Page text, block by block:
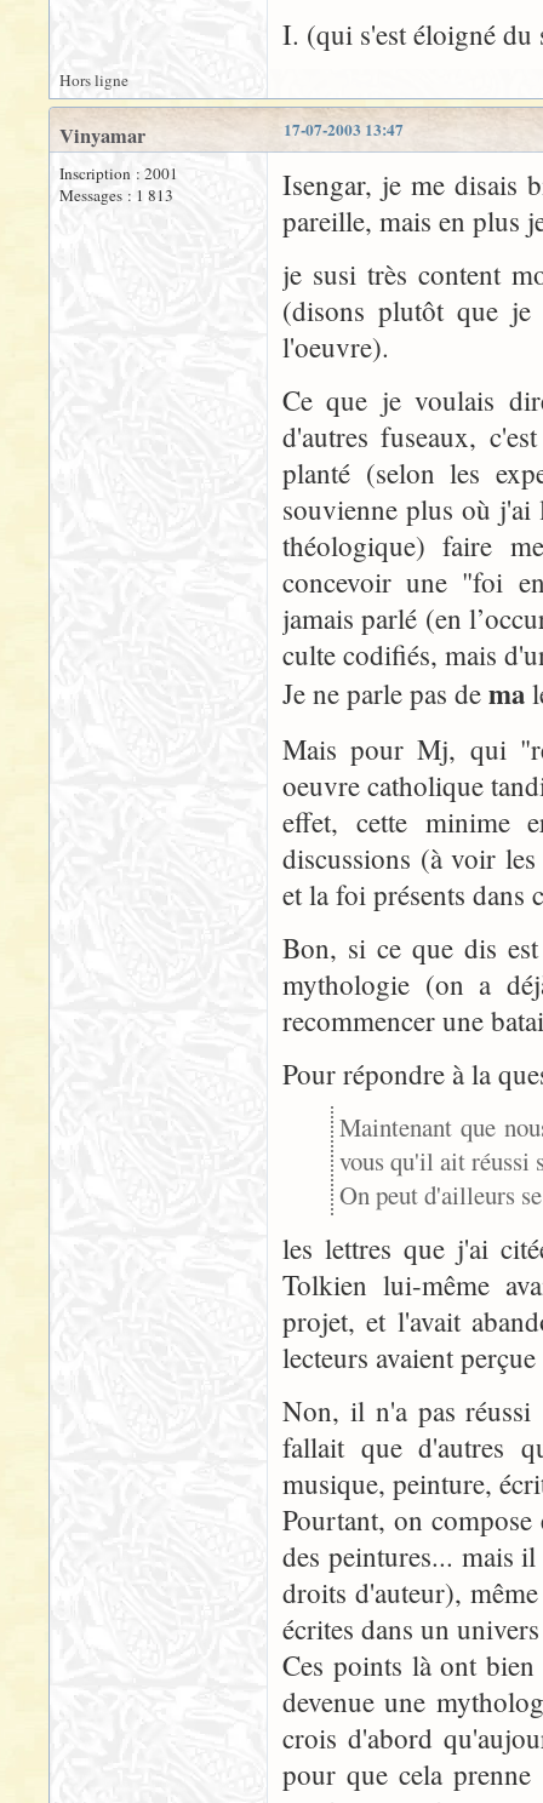
I. (qui s'est éloigné
Hors ligne
17-07-2003 13:47
Vinyamar
Inscription : 2001
Messages : 1 813
Isengar, je me disais
pareille, mais en plus
je susi très content
(disons plutôt que
l'oeuvre).
Ce que je voulais
d'autres fuseaux,
planté (selon les
souvienne plus où
théologique) faire
concevoir une "foi
jamais parlé (en
culte codifiés, mais
Je ne parle pas de ma
Mais pour Mj, qui
oeuvre catholique
effet, cette minime
discussions (à voir
et la foi présents dans
Bon, si ce que dis
mythologie (on a
recommencer une
Pour répondre à la
Maintenant que
vous qu'il ait réussi
On peut d'ailleurs
les lettres que j'ai
Tolkien lui-même
projet, et l'avait
lecteurs avaient
Non, il n'a pas réussi
fallait que d'autres
musique, peinture,
Pourtant, on
des peintures... mais
droits d'auteur),
écrites dans un
Ces points là ont
devenue une
crois d'abord
pour que cela